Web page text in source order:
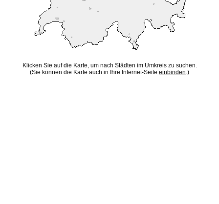
Klicken Sie auf die Karte, um nach Städten im Umkreis zu suchen.
(Sie können die Karte auch in Ihre Internet-Seite einbinden.)